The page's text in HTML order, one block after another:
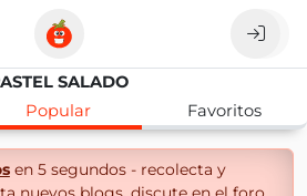
SALADO
Popular Favoritos
en 5 segundos - recolecta y